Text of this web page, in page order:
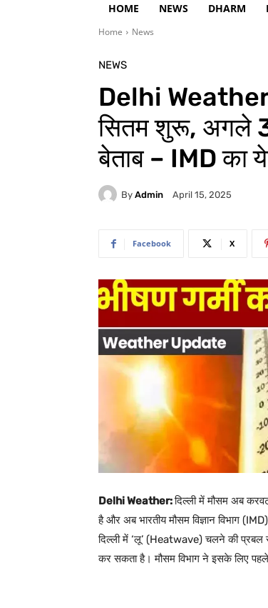
HOME NEWS DHARM
Home News
NEWS
Delhi Weather:
सितम शुरू, अगले 3
बेताब – IMD का
By Admin April 15, 2025
Facebook X
Delhi Weather:दिल्ली में मौसम अब
है और अब भारतीय मौसम विज्ञान विभाग
दिल्ली में ‘लू’ (Heatwave) चलने की प्रबल
कर सकता है। मौसम विभाग ने इसके लिए पहले